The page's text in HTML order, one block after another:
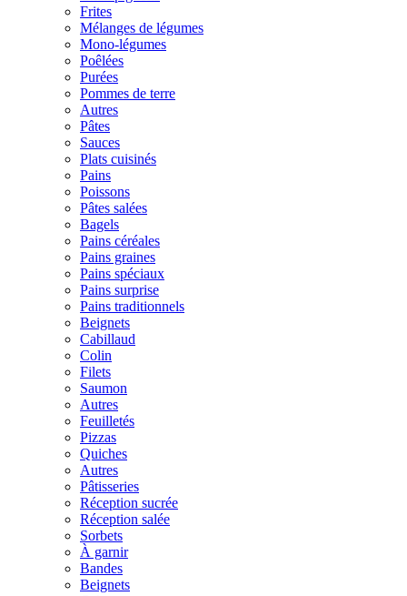
Frites
Mélanges de légumes
Mono-légumes
Poêlées
Purées
Pommes de terre
Autres
Pâtes
Sauces
Plats cuisinés
Pains
Poissons
Pâtes salées
Bagels
Pains céréales
Pains graines
Pains spéciaux
Pains surprise
Pains traditionnels
Beignets
Cabillaud
Colin
Filets
Saumon
Autres
Feuilletés
Pizzas
Quiches
Autres
Pâtisseries
Réception sucrée
Réception salée
Sorbets
À garnir
Bandes
Beignets